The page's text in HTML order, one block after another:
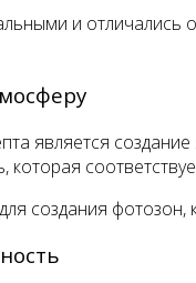
и
является
создания